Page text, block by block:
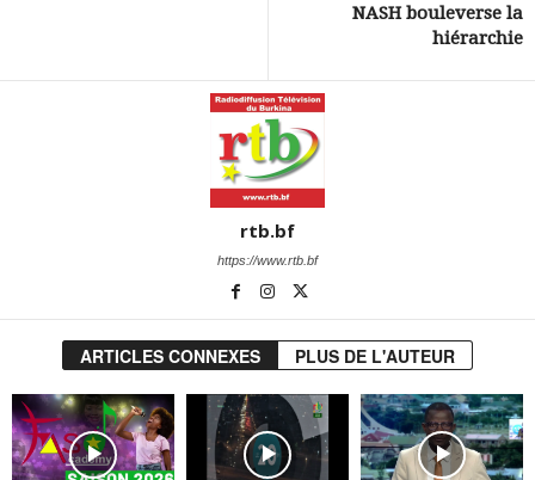
NASH bouleverse la
hiérarchie
rtb.bf
https://www.rtb.bf
ARTICLES CONNEXES PLUS DE L'AUTEUR